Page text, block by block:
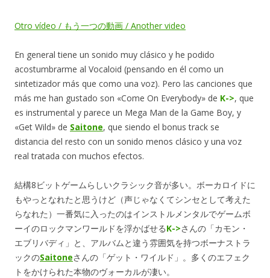
Otro vídeo / もう一つの動画 / Another video
En general tiene un sonido muy clásico y he podido
acostumbrarme al Vocaloid (pensando en él como un
sintetizador más que como una voz). Pero las canciones que
más me han gustado son «Come On Everybody» de K->, que
es instrumental y parece un Mega Man de la Game Boy, y
«Get Wild» de Saitone, que siendo el bonus track se
distancia del resto con un sonido menos clásico y una voz
real tratada con muchos efectos.
結構8ビットゲームらしいクラシック音が多い。ボーカロイドに
もやっとなれたと思うけど（声じゃなくてシンセとして考えた
らなれた）一番気に入ったのはインストルメンタルでゲームボ
ーイのロックマンワールドを浮かばせるK->さんの「カモン・
エブリバディ」と、アルバムと違う雰囲気を持つボーナストラ
ックのSaitoneさんの「ゲット・ワイルド」。多くのエフェク
トをかけられた本物のヴォーカルが凄い。